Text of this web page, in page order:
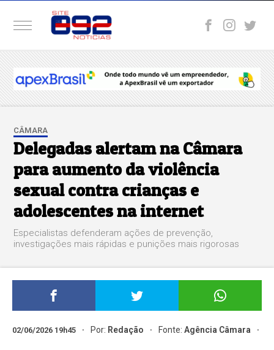
CÂMARA
Delegadas alertam na Câmara
para aumento da violência
sexual contra crianças e
adolescentes na internet
Especialistas defenderam ações de prevenção,
investigações mais rápidas e punições mais rigorosas
02/06/2026 19h45 Por: Redação Fonte:Agência Câmara